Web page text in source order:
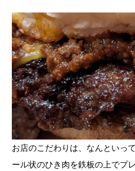
お店のこだわりは、なんといっ
ール状のひき肉を鉄板の上でプ